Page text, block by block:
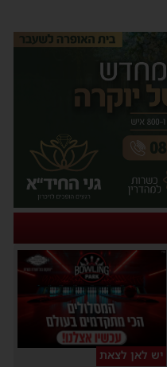
יש לאן לצאת